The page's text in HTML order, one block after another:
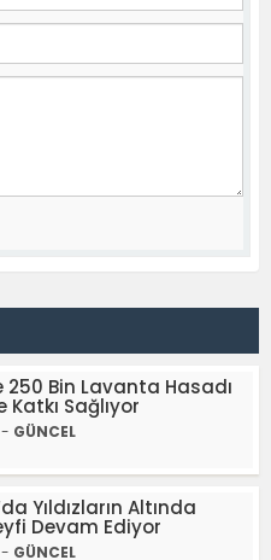
250 Bin Lavanta Hasadı
Katkı Sağlıyor
GÜNCEL
Yıldızların Altında
Devam Ediyor
GÜNCEL